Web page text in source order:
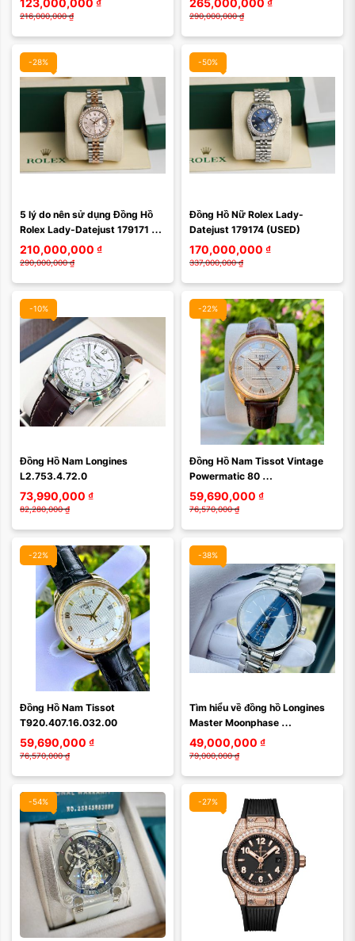
123,000,000 ₫
216,000,000 ₫
265,000,000 ₫
290,000,000 ₫
-28%
5 lý do nên sử dụng Đồng Hồ
Rolex Lady-Datejust 179171
(USED)
210,000,000 ₫
290,000,000 ₫
-50%
Đồng Hồ Nữ Rolex Lady-
Datejust 179174 (USED)
170,000,000 ₫
337,000,000 ₫
-10%
Màu mặt:
Xóa
Đồng Hồ Nam Longines
L2.753.4.72.0
73,990,000 ₫
82,280,000 ₫
-22%
Màu mặt:
Xóa
Đồng Hồ Nam Tissot Vintage
Powermatic 80
T920.407.76.038.00
59,690,000 ₫
76,570,000 ₫
-22%
Màu mặt:
Xóa
Đồng Hồ Nam Tissot
T920.407.16.032.00
59,690,000 ₫
76,570,000 ₫
-38%
Màu mặt:
Xóa
Tìm hiểu về đồng hồ Longines
Master Moonphase
L2.909.4.97.6 (L29094976):
Lịch sử ra đời, thiết ...
49,000,000 ₫
79,000,000 ₫
-54%
Màu mặt:
Xóa
-27%
Màu mặt:
Xóa